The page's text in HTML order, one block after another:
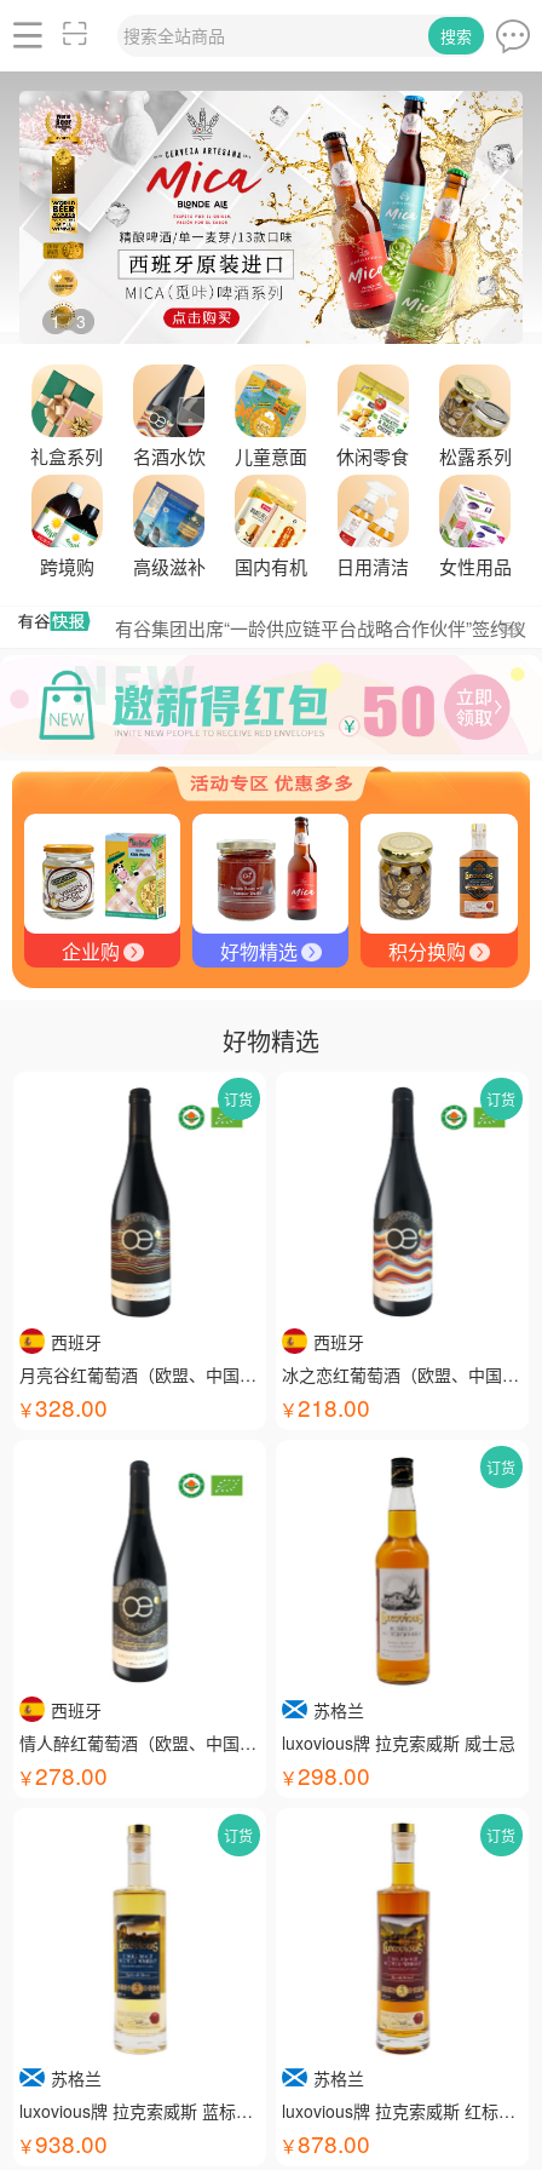
搜索全站商品 搜索
2 / 3
礼盒系列 名酒水饮 儿童意面 休闲零食 松露系列
跨境购 高级滋补 国内有机 日用清洁 女性用品
更多
有谷集团出席“一龄供应链平台战略合作伙伴”签约仪
式，共筑大健康产业有机生态新未来
有谷健康商城 | PIKOBELLO趣味农场儿童意面：德国
匠心打造的无盐健康新主张
有谷健康 | PIKOBELLO牌儿童意面：健康与美味的完
美结合
探寻黑钻奥秘：有谷健康与塞尔维亚黑松露的完美邂
探秘塞尔维亚黑松露：舌尖上的黑钻石
品味卓越，OE 中欧有机双认证红酒的独特魅力
品味拉克索威斯威士忌，邂逅独特酒韵
舌尖上的塞尔维亚黑松露，你了解多少？
探秘塞尔维亚松露的独特魅力
企业购 好物精选 积分换购
好物精选
订货
西班牙
月亮谷红葡萄酒（欧盟、中国有机认证）
328.00
订货
西班牙
冰之恋红葡萄酒（欧盟、中国有机认证）
218.00
西班牙
情人醉红葡萄酒（欧盟、中国有机认证）
278.00
订货
苏格兰
luxovious牌 拉克索威斯 威士忌
298.00
订货
苏格兰
luxovious牌 拉克索威斯 蓝标威士忌
938.00
订货
苏格兰
luxovious牌 拉克索威斯 红标威士忌
878.00